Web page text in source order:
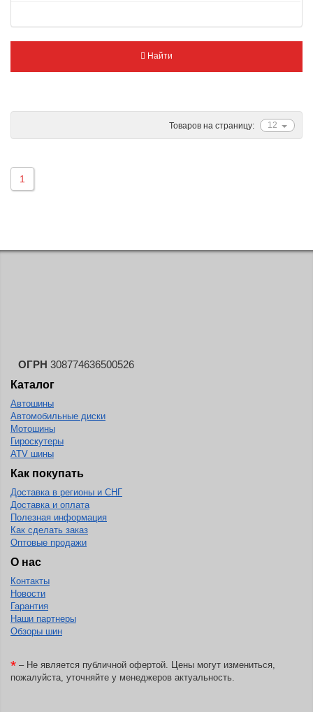
Arivo
Armstrong
ATF
Austone
BlackHawk
Blacklion
Cachland
Camso
Centara
Chaoyang
Comforser
Compasal
Composit
Найти
12
Товаров на страницу:
1
ОГРН 308774636500526
Каталог
Автошины
Автомобильные диски
Мотошины
Гироскутеры
ATV шины
Как покупать
Доставка в регионы и СНГ
Доставка и оплата
Полезная информация
Как сделать заказ
Оптовые продажи
О нас
Контакты
Новости
Гарантия
Наши партнеры
Обзоры шин
* – Не является публичной офертой. Цены могут измениться,
пожалуйста, уточняйте у менеджеров актуальность.